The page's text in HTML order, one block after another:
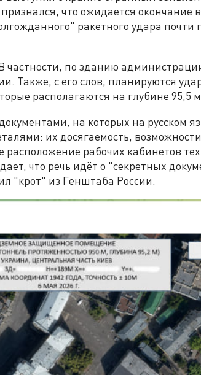
что ожидается окончание
ракетного удара почти
частности, по зданию
Также, с его слов, планируются
располагаются на глубине 95,5
на которых на русском
их досягаемость,
расположение рабочих кабинетов
что речь идёт о "секретных
"крот" из Генштаба России.